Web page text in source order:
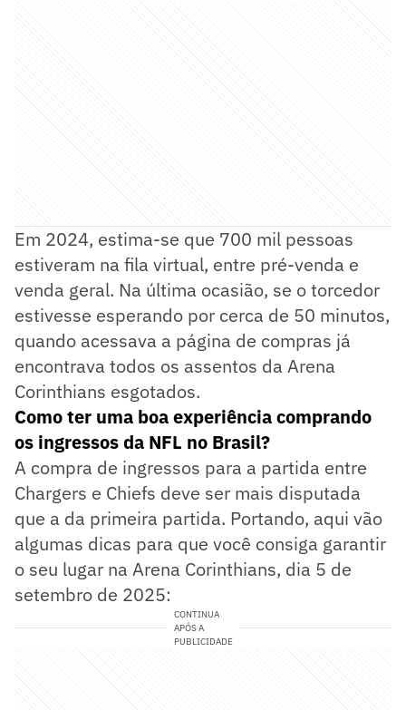
Em 2024, estima-se que 700 mil pessoas
estiveram na fila virtual, entre pré-venda e
venda geral. Na última ocasião, se o torcedor
estivesse esperando por cerca de 50 minutos,
quando acessava a página de compras já
encontrava todos os assentos da Arena
Corinthians esgotados.
Como ter uma boa experiência comprando
os ingressos da NFL no Brasil?
A compra de ingressos para a partida entre
Chargers e Chiefs deve ser mais disputada
que a da primeira partida. Portando, aqui vão
algumas dicas para que você consiga garantir
o seu lugar na Arena Corinthians, dia 5 de
setembro de 2025:
CONTINUA
APÓS A
PUBLICIDADE